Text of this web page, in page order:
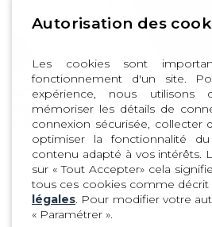
1| 8
Autorisation des
Les cookies sont
fonctionnement d'un site.
expérience, nous utilisons
mémoriser les détails de
connexion sécurisée, collecter
optimiser la fonctionnalité
contenu adapté à vos intérêts.
sur « Tout Accepter» cela
tous ces cookies comme décrit
légales. Pour modifier votre
« Paramétrer ».